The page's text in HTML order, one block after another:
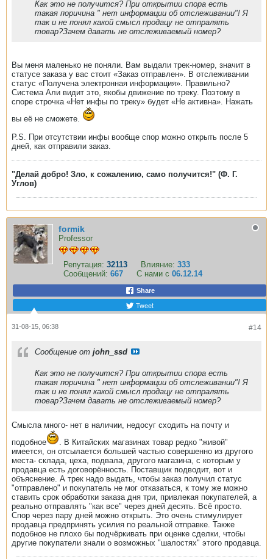
Как это не получится? При открытии спора есть
такая поричина " нет информации об отслеживании"! Я
так и не понял какой смысл продацу не отпралять
товар?Зачем давать не отслеживаемый номер?
Вы меня маленько не поняли. Вам выдали трек-номер, значит в
статусе заказа у вас стоит «Заказ отправлен». В отслеживании
статус «Получена электронная информация». Правильно?
Система Али видит это, якобы движение по треку. Поэтому в
споре строчка «Нет инфы по треку» будет «Не активна». Нажать
вы её не сможете.
P.S. При отсутствии инфы вообще спор можно открыть после 5
дней, как отправили заказ.
"Делай добро! Зло, к сожалению, само получится!" (Ф. Г.
Углов)
formik
Professor
Репутация: 32113 Влияние: 333
Сообщений: 667 С нами с 06.12.14
Share
Tweet
#14
31-08-15, 06:38
Сообщение от john_ssd
Как это не получится? При открытии спора есть
такая поричина " нет информации об отслеживании"! Я
так и не понял какой смысл продацу не отпралять
товар?Зачем давать не отслеживаемый номер?
Смысла много- нет в наличии, недосуг сходить на почту и
подобное
. В Китайских магазинах товар редко "живой"
имеется, он отсылается большей частью совершенно из другого
места- склада, цеха, подвала, другого магазина, с которым у
продавца есть договорённость. Поставщик подводит, вот и
объяснение. А трек надо выдать, чтобы заказ получил статус
"отправлено" и покупатель не мог отказаться, к тому же можно
ставить срок обработки заказа дня три, привлекая покупателей, а
реально отправлять "как все" через дней десять. Всё просто.
Спор через пару дней можно открыть. Это очень стимулирует
продавца предпринять усилия по реальной отправке. Также
подобное не плохо бы подчёркивать при оценке сделки, чтобы
другие покупатели знали о возможных "шалостях" этого продавца.